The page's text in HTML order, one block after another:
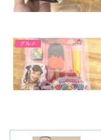
グルメ